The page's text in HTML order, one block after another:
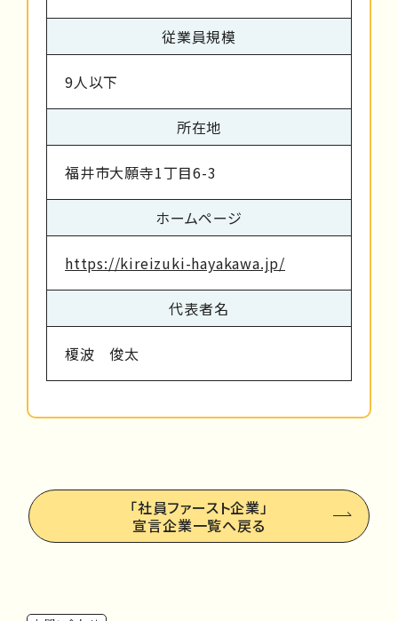
従業員規模
9人以下
所在地
福井市大願寺1丁目6-3
ホームページ
https://kireizuki-hayakawa.jp/
代表者名
榎波 俊太
「社員ファースト企業」
宣言企業一覧へ戻る